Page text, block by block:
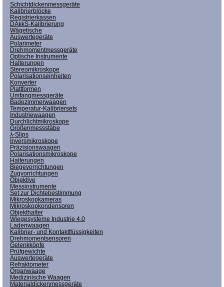
Schichtdickenmessgeräte
Kalibrierblöcke
Registrierkassen
DAkkS-Kalibrierung
Wägetische
Auswertegeräte
Polarimeter
Drehmomentmessgeräte
Optische Instrumente
Halterungen
Stereomikroskope
Polarisationseinheiten
Konverter
Plattformen
Umfangmessgeräte
Badezimmerwaagen
Temperatur-Kalibriersets
Industriewaagen
Durchlichtmikroskope
Größenmessstäbe
λ-Slips
Inversmikroskope
Präzisionswaagen
Polarisationsmikroskope
Halterungen
Biegevorrichtungen
Zugvorrichtungen
Objektive
Messinstrumente
Set zur Dichtebestimmung
Mikroskopkameras
Mikroskopkondensoren
Objekthalter
Wiegesysteme Industrie 4.0
Ladenwaagen
Kalibrier- und Kontaktflüssigkeiten
Drehmomentsensoren
Gelenkköpfe
Prüfgewichte
Auswertegeräte
Refraktometer
Organwaage
Medizinische Waagen
Materialdickenmessgeräte